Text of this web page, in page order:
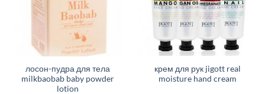
лосон-пудра для тела
milkbaobab baby powder
lotion
крем для рук jigott real
moisture hand cream